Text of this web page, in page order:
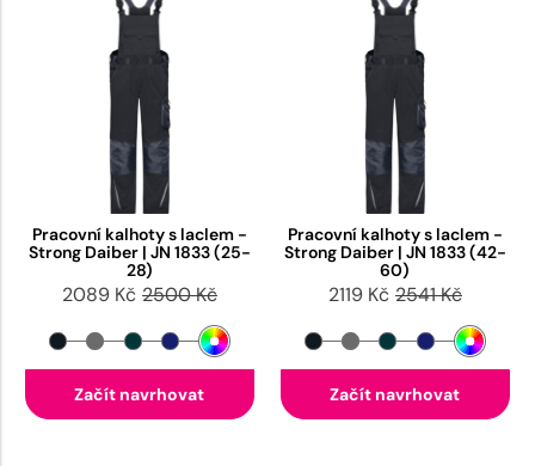
Pracovní kalhoty s laclem -
Strong Daiber | JN 1833 (25-
28)
2089 Kč 2500 Kč
Začít navrhovat
Pracovní kalhoty s laclem -
Strong Daiber | JN 1833 (42-
60)
2119 Kč 2541 Kč
Začít navrhovat